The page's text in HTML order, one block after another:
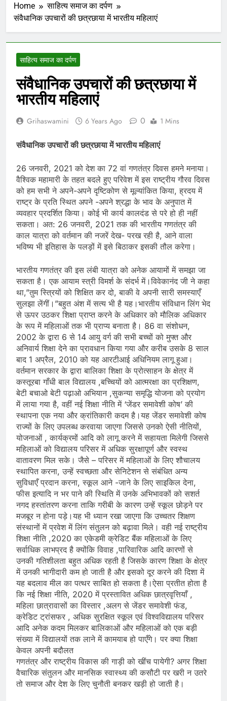
Home
साहित्य समाज का दर्पण
संवैधानिक उपचारों की छत्रछाया में भारतीय महिलाएं
साहित्य समाज का दर्पण
संवैधानिक उपचारों की छत्रछाया में
भारतीय महिलाएं
Grihaswamini 6 Years Ago 0 1 Mins
संवैधानिक उपचारों की छत्रछाया में भारतीय महिलाएं
26 जनवरी, 2021 को देश का 72 वां गणतंत्र दिवस हमने मनाया।
वैश्विक महामारी के तहत बदले हुए परिवेश में इस राष्ट्रीय गौरव दिवस
को हम सभी ने अपने-अपने दृष्टिकोण से मूल्यांकित किया, ह्रदय में
राष्ट्र के प्रति स्थित अपने -अपने श्रद्धा के भाव के अनुपात में
व्यवहार प्रदर्शित किया। कोई भी कार्य कालदंड से परे हो ही नहीं
सकता। अत: 26 जनवरी, 2021 तक की भारतीय गणतंत्र की
काल यात्रा को वर्तमान की नजरें देख- परख रही है, आने वाला
भविष्य भी इतिहास के पलड़ों में इसे बिठाकर इसकी तौल करेगा।
भारतीय गणतंत्र की इस लंबी यात्रा को अनेक आयामों में समझा जा
सकता है। एक आयाम स्त्री विमर्श के संदर्भ में।विवेकानंद जी ने कहा
था,”तुम स्त्रियों को शिक्षित कर दो, बाकी वे अपनी सारी समस्याएँ
सुलझा लेंगीं।”बहुत अंश में सत्य भी है यह।भारतीय संविधान लिंग भेद
से ऊपर उठकर शिक्षा प्राप्त करने के अधिकार को मौलिक अधिकार
के रूप में महिलाओं तक भी प्राप्य बनाता है। 86 वा संशोधन,
2002 के द्वारा 6 से 14 आयु वर्ग की सभी बच्चों को मुफ्त और
अनिवार्य शिक्षा देने का प्रावधान किया गया और करीब उसके 8 साल
बाद 1 अप्रैल, 2010 को यह आरटीआई अधिनियम लागू हुआ।
वर्तमान सरकार के द्वारा बालिका शिक्षा के प्रोत्साहन के क्षेत्र में
कस्तूरबा गाँधी बाल विद्यालय ,बच्चियों को आत्मरक्षा का प्रशिक्षण,
बेटी बचाओ बेटी पढ़ाओ अभियान ,सुकन्या समृद्धि योजना को प्रयोग
में लाया गया है, वहीं नई शिक्षा नीति में ‘जेंडर समावेशी कोष’ की
स्थापना एक नया और क्रांतिकारी कदम है।यह जेंडर समावेशी कोष
राज्यों के लिए उपलब्ध करवाया जाएगा जिससे उनको ऐसी नीतियों,
योजनाओं , कार्यक्रमों आदि को लागू करने में सहायता मिलेगी जिससे
महिलाओं को विद्यालय परिसर में अधिक सुरक्षापूर्ण और स्वस्थ
वातावरण मिल सके। जैसे – परिसर में महिलाओं के लिए शौचालय
स्थापित करना, उन्हें स्वच्छता और सेनिटेशन से संबंधित अन्य
सुविधाएँ प्रदान करना, स्कूल आने -जाने के लिए साइकिल देना,
फीस इत्यादि न भर पाने की स्थिति में उनके अभिभावकों को सशर्त
नगद हस्तांतरण करना ताकि गरीबी के कारण उन्हें स्कूल छोड़ने पर
मजबूर न होना पड़े।यह भी ध्यान रखा जाएगा कि उच्चतर शिक्षण
संस्थानों में प्रवेश में लिंग संतुलन को बढ़ावा मिले। वही नई राष्ट्रीय
शिक्षा नीति ,2020 का एकेडमी क्रेडिट बैंक महिलाओं के लिए
सर्वाधिक लाभप्रद है क्योंकि विवाह ,पारिवारिक आदि कारणों से
उनकी गतिशीलता बहुत अधिक रहती है जिसके कारण शिक्षा के क्षेत्र
में उनकी भागीदारी कम हो जाती है और इसको दूर करने की दिशा में
यह बदलाव मील का पत्थर साबित हो सकता है।ऐसा प्रतीत होता है
कि नई शिक्षा नीति, 2020 में प्रस्तावित अधिक छात्रवृत्तियाँ ,
महिला छात्रावासों का विस्तार ,अलग से जेंडर समावेशी फंड,
क्रेडिट ट्रांसफर , अधिक सुरक्षित स्कूल एवं विश्वविद्यालय परिसर
आदि अनेक कदम मिलकर बालिकाओं और महिलाओं को एक बड़ी
संख्या में विद्यालयों तक लाने में कामयाब हो पाएँगे। पर क्या शिक्षा
केवल अपनी बदौलत
गणतंत्र और राष्ट्रीय विकास की गाड़ी को खींच पायेगी? अगर शिक्षा
वैचारिक संतुलन और मानसिक स्वास्थ्य की कसौटी पर खरी न उतरे
तो समाज और देश के लिए चुनौती बनकर खड़ी हो जाती है।